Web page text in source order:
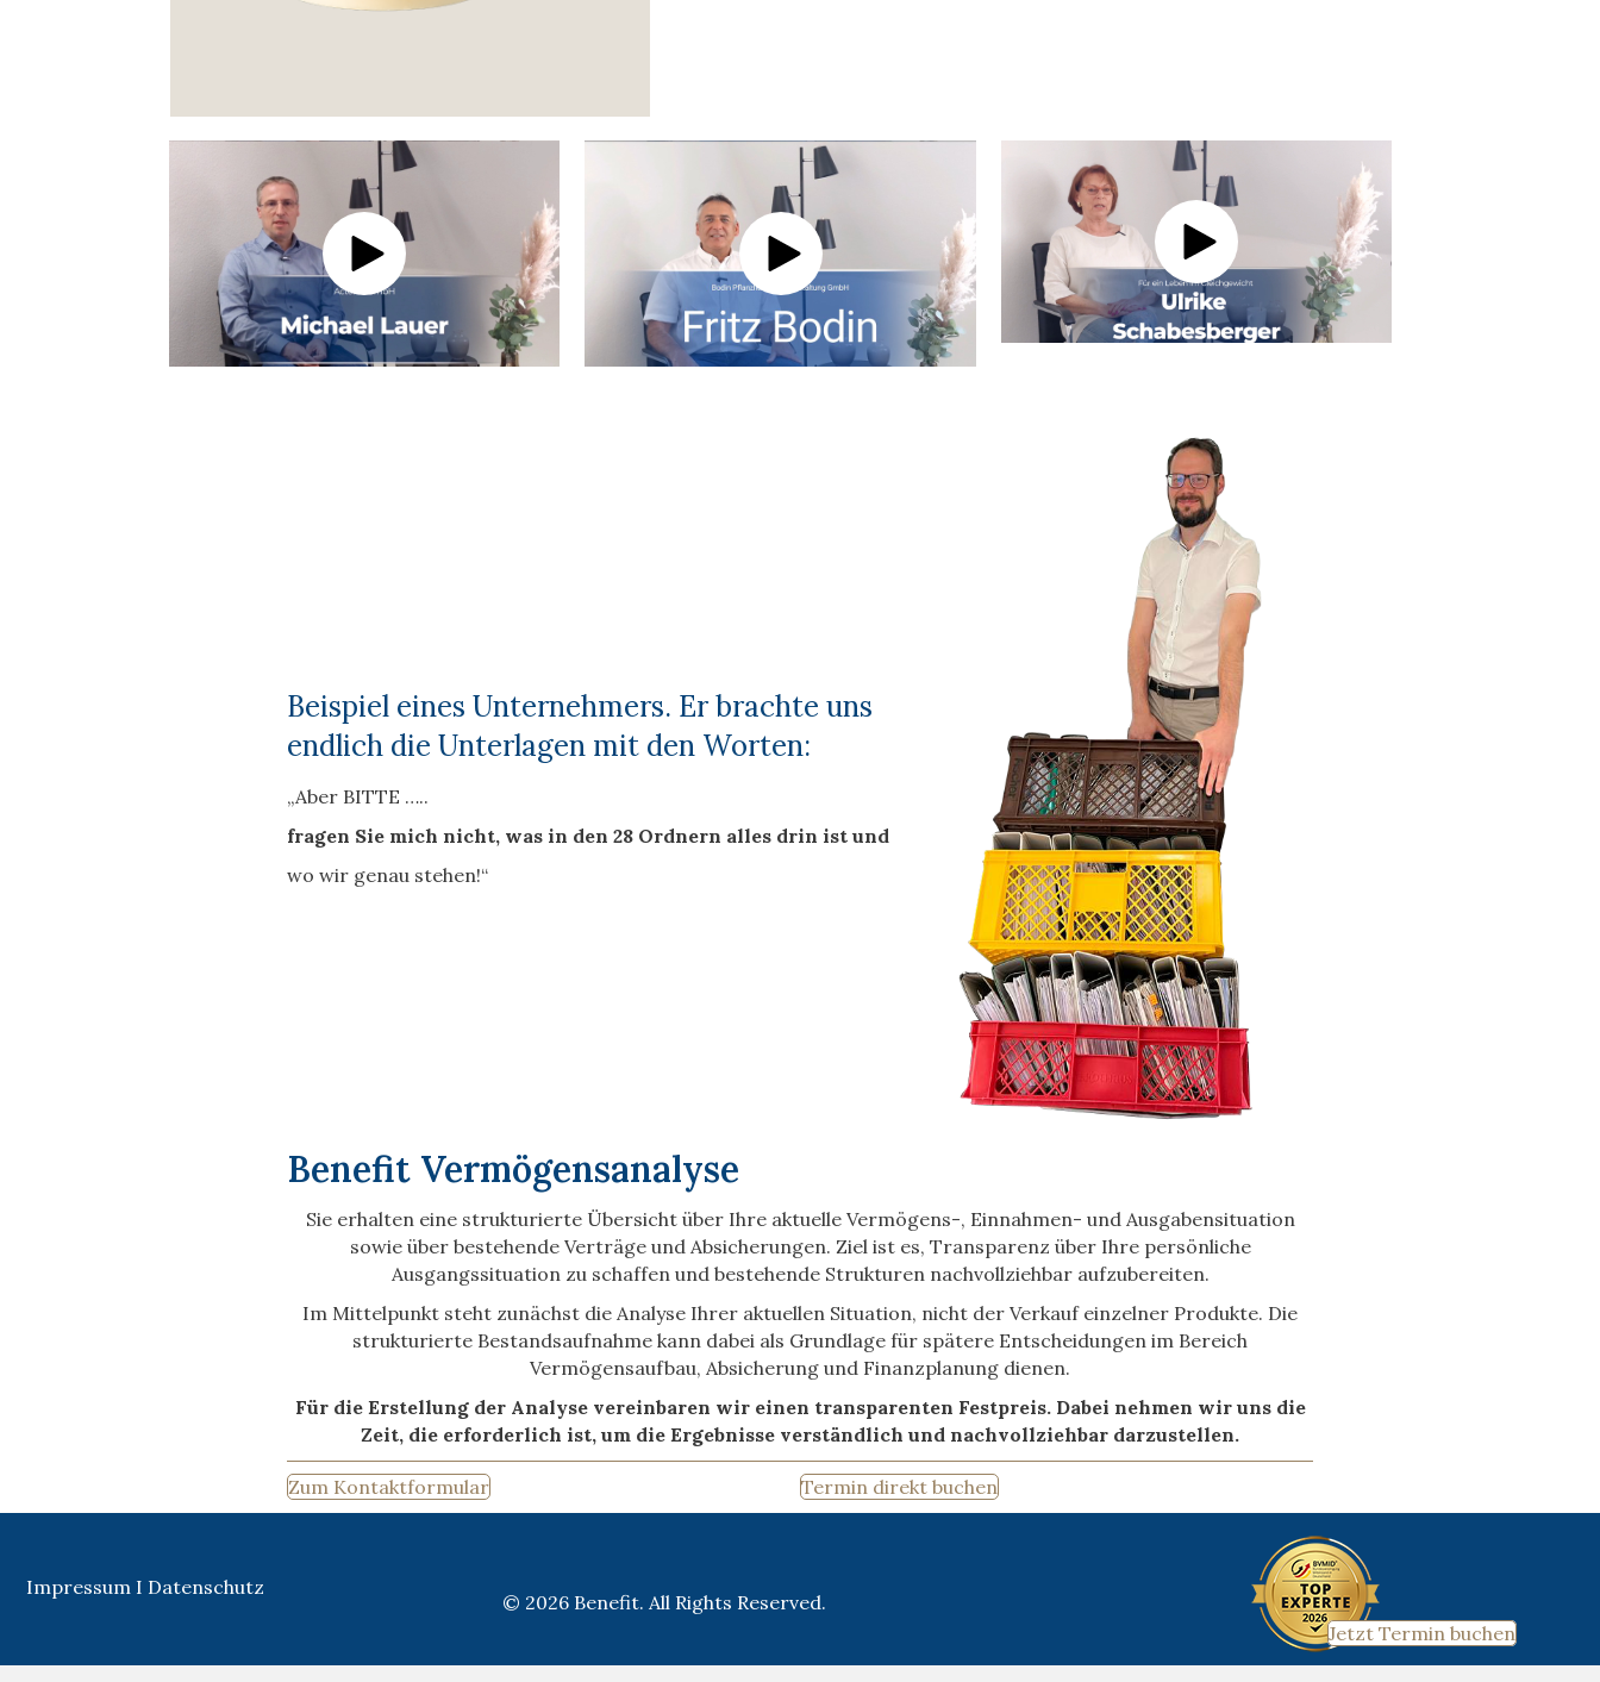
Beispiel eines Unternehmers. Er brachte uns
endlich die Unterlagen mit den Worten:
„Aber BITTE …..
fragen Sie mich nicht, was in den 28 Ordnern alles drin ist und
wo wir genau stehen!“
Benefit Vermögensanalyse
Sie erhalten eine strukturierte Übersicht über Ihre aktuelle Vermögens-, Einnahmen- und Ausgabensituation
sowie über bestehende Verträge und Absicherungen. Ziel ist es, Transparenz über Ihre persönliche
Ausgangssituation zu schaffen und bestehende Strukturen nachvollziehbar aufzubereiten.
Im Mittelpunkt steht zunächst die Analyse Ihrer aktuellen Situation, nicht der Verkauf einzelner Produkte. Die
strukturierte Bestandsaufnahme kann dabei als Grundlage für spätere Entscheidungen im Bereich
Vermögensaufbau, Absicherung und Finanzplanung dienen.
Für die Erstellung der Analyse vereinbaren wir einen transparenten Festpreis. Dabei nehmen wir uns die
Zeit, die erforderlich ist, um die Ergebnisse verständlich und nachvollziehbar darzustellen.
Zum Kontaktformular Termin direkt buchen
Impressum I Datenschutz
© 2026 Benefit. All Rights Reserved.
Jetzt Termin buchen